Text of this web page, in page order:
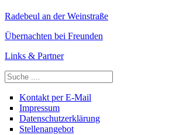
Radebeul an der Weinstraße
Übernachten bei Freunden
Links & Partner
Suchen
Kontakt per E-Mail
Impressum
Datenschutzerklärung
Stellenangebot